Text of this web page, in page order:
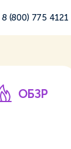
8 (800) 775 4121
ОБЗР